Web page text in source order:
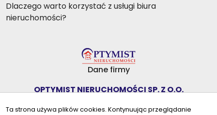
Dlaczego warto korzystać z usługi biura
nieruchomości?
Dane firmy
OPTYMIST NIERUCHOMOŚCI SP. Z O.O.
04-158 Warszawa
Ta strona używa plików cookies. Kontynuując przeglądanie